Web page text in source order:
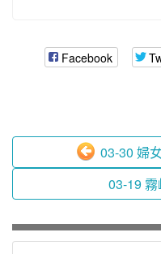
Facebook
03-30 婦
03-19 霧